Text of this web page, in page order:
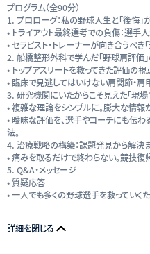
プログラム（全90分）
1. プロローグ：私の野球人生と「後悔」
• トライアウト最終選考での負傷：選手
• セラピスト・トレーナーが向き合うべき
2. 船橋整形外科で学んだ「野球肩評価
• トップアスリートを救ってきた評価の視
• 臨床で見逃してはいけない肩関節・肩
3. 研究機関にいたからこそ見えた「現場
• 複雑な理論をシンプルに。膨大な情報
• 曖昧な評価を、選手やコーチにも伝
法。
4. 治療戦略の構築：課題発見から解決
• 痛みを取るだけで終わらない。競技復
5. Q&A・メッセージ
• 質疑応答
• 一人でも多くの野球選手を救っていく
詳細を閉じる